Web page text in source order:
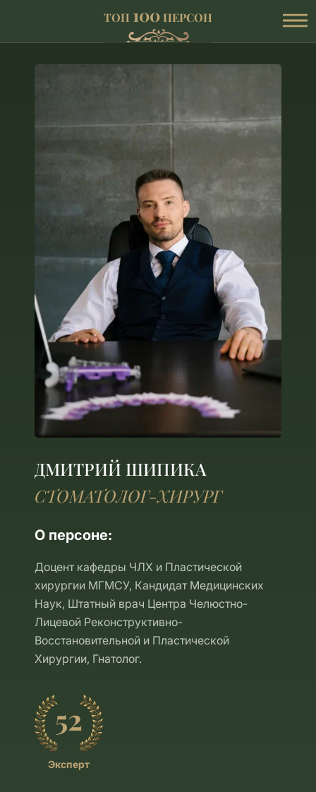
ТОП 100 ПЕРСОН
ДМИТРИЙ ШИПИКА
СТОМАТОЛОГ-ХИРУРГ
О персоне:
Доцент кафедры ЧЛХ и Пластической
хирургии МГМСУ, Кандидат Медицинских
Наук, Штатный врач Центра Челюстно-
Лицевой Реконструктивно-
Восстановительной и Пластической
Хирургии, Гнатолог.
52
Эксперт